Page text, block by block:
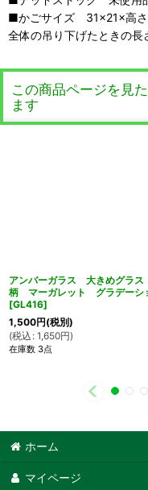
■かごサイズ 31×21×高
全体の吊り下げたときの
この商品ページを見
ます
アンバーガラス 大きめグラ
柄 マーガレット グラデーシ
[GL416]
1,500円(税別)
(税込 : 1,650円)
在庫数 3点
ホーム
マイページ